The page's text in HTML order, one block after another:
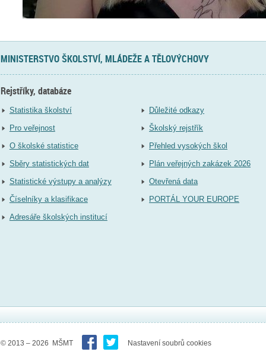
MINISTERSTVO ŠKOLSTVÍ, MLÁDEŽE A TĚLOVÝCHOVY
Rejstříky, databáze
Statistika školství
Pro veřejnost
O školské statistice
Sběry statistických dat
Statistické výstupy a analýzy
Číselníky a klasifikace
Adresáře školských institucí
Důležité odkazy
Školský rejstřík
Přehled vysokých škol
Plán veřejných zakázek 2026
Otevřená data
PORTÁL YOUR EUROPE
© 2013 – 2026 MŠMT Nastavení soubrů cookies